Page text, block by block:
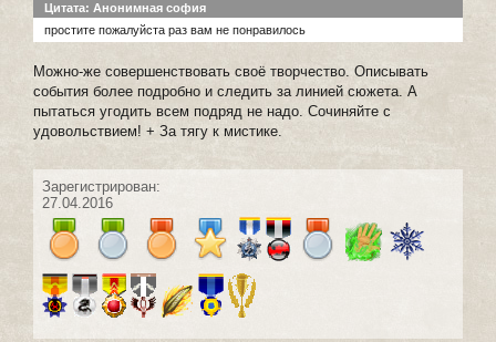
Цитата: Анонимная софия
простите пожалуйста раз вам не понравилось
Можно-же совершенствовать своё творчество. Описывать
события более подробно и следить за линией сюжета. А
пытаться угодить всем подряд не надо. Сочиняйте с
удовольствием! + За тягу к мистике.
Зарегистрирован:
27.04.2016